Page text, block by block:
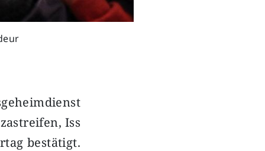
Iss
bestätigt.